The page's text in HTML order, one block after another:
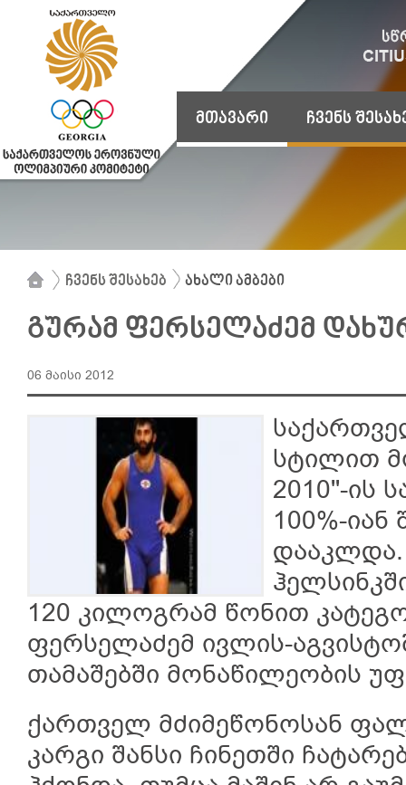
მთავარი ჩვენს
ჩვენს შესახებ ახალი ამბები
გურამ ფერსელაძემ
06 მაისი 2012
სტილით
2010''-ის
100%-
დააკლდა.
120 კილოგრამ წონით
ფერსელაძემ ივლის-
თამაშებში მონაწილეობის
ქართველ მძიმეწონოსან
კარგი შანსი ჩინეთში